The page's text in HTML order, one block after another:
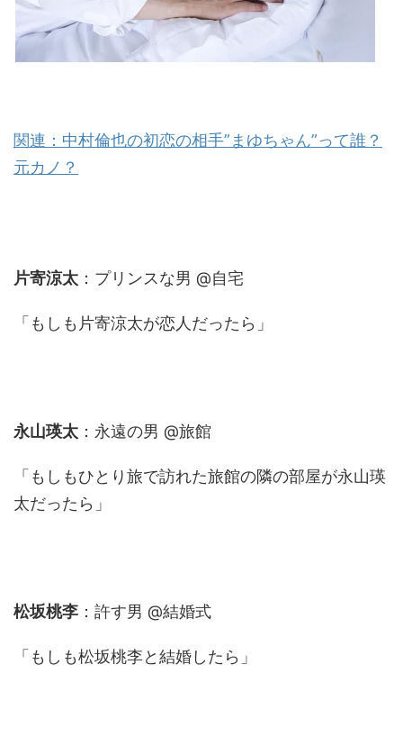
関連：中村倫也の初恋の相手”まゆちゃん”って誰？
元カノ？
片寄涼太 ：プリンスな男 @自宅
「もしも片寄涼太が恋人だったら」
永山瑛太 ：永遠の男 @旅館
「もしもひとり旅で訪れた旅館の隣の部屋が永山瑛
太だったら」
松坂桃李 ：許す男 @結婚式
「もしも松坂桃李と結婚したら」